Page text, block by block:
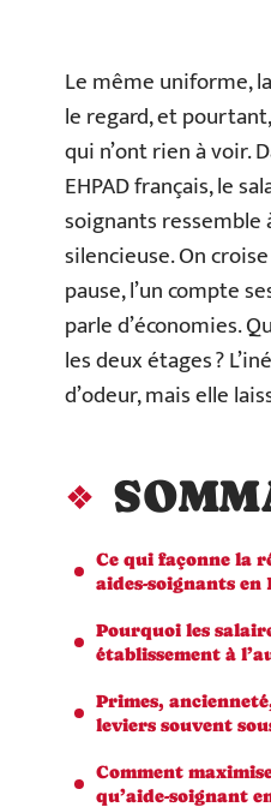
Le même uniforme,
le regard, et
qui n’ont rien à voir.
EHPAD français, le
soignants ressemble
silencieuse. On
pause, l’un compte
parle d’économies.
les deux étages ?
d’odeur, mais elle
Ce qui façonne la
aides-soignants en
Pourquoi les
établissement à
Primes,
leviers souvent
Comment
qu’aide-soignant